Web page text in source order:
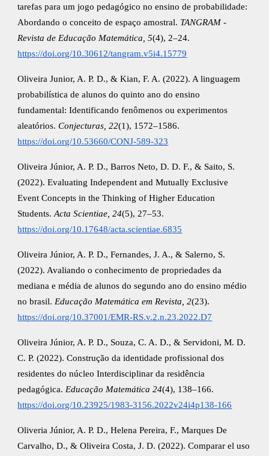
tarefas para um jogo pedagógico no ensino de probabilidade:
Abordando o conceito de espaço amostral. TANGRAM -
Revista de Educação Matemática, 5(4), 2–24.
https://doi.org/10.30612/tangram.v5i4.15779
Oliveira Junior, A. P. D., & Kian, F. A. (2022). A linguagem
probabilística de alunos do quinto ano do ensino
fundamental: Identificando fenômenos ou experimentos
aleatórios.Conjecturas, 22(1), 1572–1586.
https://doi.org/10.53660/CONJ-589-323
Oliveira Júnior, A. P. D., Barros Neto, D. D. F., & Saito, S.
(2022). Evaluating Independent and Mutually Exclusive
Event Concepts in the Thinking of Higher Education
Students. Acta Scientiae, 24(5), 27–53.
https://doi.org/10.17648/acta.scientiae.6835
Oliveira Júnior, A. P. D., Fernandes, J. A., & Salerno, S.
(2022). Avaliando o conhecimento de propriedades da
mediana e média de alunos do segundo ano do ensino médio
no brasil. Educação Matemática em Revista, 2(23).
https://doi.org/10.37001/EMR-RS.v.2.n.23.2022.D7
Oliveira Júnior, A. P. D., Souza, C. A. D., & Servidoni, M. D.
C. P. (2022). Construção da identidade profissional dos
residentes do núcleo Interdisciplinar da residência
pedagógica. Educação Matemática 24(4), 138–166.
https://doi.org/10.23925/1983-3156.2022v24i4p138-166
Oliveria Júnior, A. P. D., Helena Pereira, F., Marques De
Carvalho, D., & Oliveira Costa, J. D. (2022). Comparar el uso